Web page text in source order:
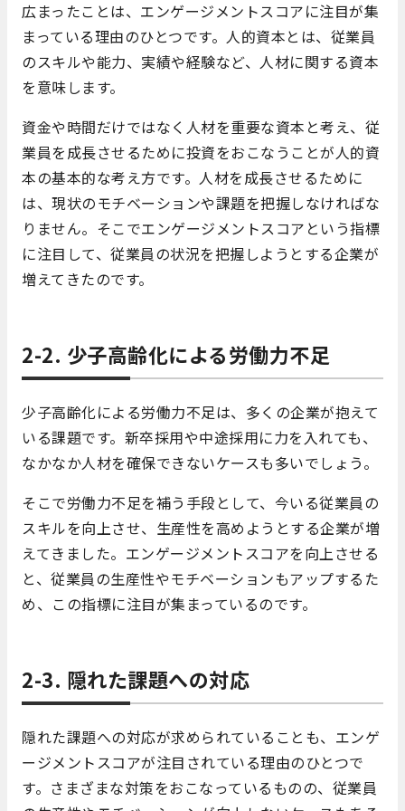
広まったことは、エンゲージメントスコアに注目が集
まっている理由のひとつです。人的資本とは、従業員
のスキルや能力、実績や経験など、人材に関する資本
を意味します。
資金や時間だけではなく人材を重要な資本と考え、従
業員を成長させるために投資をおこなうことが人的資
本の基本的な考え方です。人材を成長させるために
は、現状のモチベーションや課題を把握しなければな
りません。そこでエンゲージメントスコアという指標
に注目して、従業員の状況を把握しようとする企業が
増えてきたのです。
2-2. 少子高齢化による労働力不足
少子高齢化による労働力不足は、多くの企業が抱えて
いる課題です。新卒採用や中途採用に力を入れても、
なかなか人材を確保できないケースも多いでしょう。
そこで労働力不足を補う手段として、今いる従業員の
スキルを向上させ、生産性を高めようとする企業が増
えてきました。エンゲージメントスコアを向上させる
と、従業員の生産性やモチベーションもアップするた
め、この指標に注目が集まっているのです。
2-3. 隠れた課題への対応
隠れた課題への対応が求められていることも、エンゲ
ージメントスコアが注目されている理由のひとつで
す。さまざまな対策をおこなっているものの、従業員